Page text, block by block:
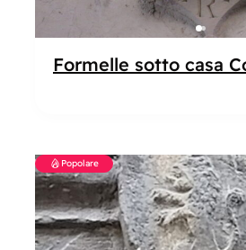
Formelle sotto casa
Popolare